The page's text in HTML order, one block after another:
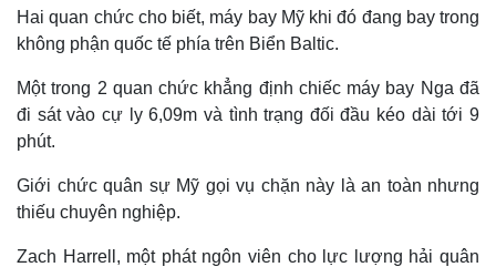
Hai quan chức cho biết, máy bay Mỹ khi đó đang bay trong
không phận quốc tế phía trên Biển Baltic.
Một trong 2 quan chức khẳng định chiếc máy bay Nga đã
đi sát vào cự ly 6,09m và tình trạng đối đầu kéo dài tới 9
phút.
Giới chức quân sự Mỹ gọi vụ chặn này là an toàn nhưng
thiếu chuyên nghiệp.
Zach Harrell, một phát ngôn viên cho lực lượng hải quân